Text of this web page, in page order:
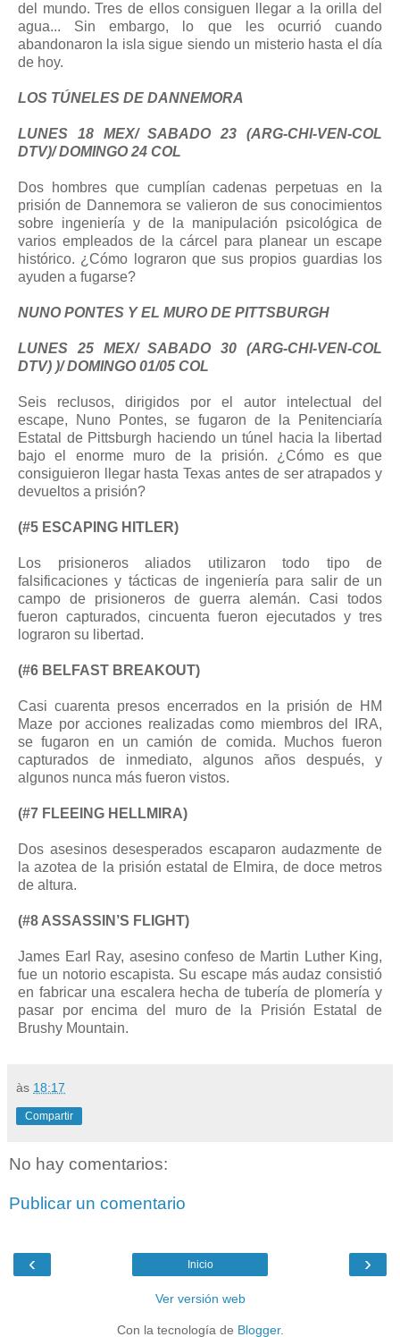
del mundo. Tres de ellos consiguen llegar a la orilla del
agua... Sin embargo, lo que les ocurrió cuando
abandonaron la isla sigue siendo un misterio hasta el día
de hoy.
LOS TÚNELES DE DANNEMORA
LUNES 18 MEX/ SABADO 23 (ARG-CHI-VEN-COL
DTV)/ DOMINGO 24 COL
Dos hombres que cumplían cadenas perpetuas en la
prisión de Dannemora se valieron de sus conocimientos
sobre ingeniería y de la manipulación psicológica de
varios empleados de la cárcel para planear un escape
histórico. ¿Cómo lograron que sus propios guardias los
ayuden a fugarse?
NUNO PONTES Y EL MURO DE PITTSBURGH
LUNES 25 MEX/ SABADO 30 (ARG-CHI-VEN-COL
DTV) )/ DOMINGO 01/05 COL
Seis reclusos, dirigidos por el autor intelectual del
escape, Nuno Pontes, se fugaron de la Penitenciaría
Estatal de Pittsburgh haciendo un túnel hacia la libertad
bajo el enorme muro de la prisión. ¿Cómo es que
consiguieron llegar hasta Texas antes de ser atrapados y
devueltos a prisión?
(#5 ESCAPING HITLER)
Los prisioneros aliados utilizaron todo tipo de
falsificaciones y tácticas de ingeniería para salir de un
campo de prisioneros de guerra alemán. Casi todos
fueron capturados, cincuenta fueron ejecutados y tres
lograron su libertad.
(#6 BELFAST BREAKOUT)
Casi cuarenta presos encerrados en la prisión de HM
Maze por acciones realizadas como miembros del IRA,
se fugaron en un camión de comida. Muchos fueron
capturados de inmediato, algunos años después, y
algunos nunca más fueron vistos.
(#7 FLEEING HELLMIRA)
Dos asesinos desesperados escaparon audazmente de
la azotea de la prisión estatal de Elmira, de doce metros
de altura.
(#8 ASSASSIN’S FLIGHT)
James Earl Ray, asesino confeso de Martin Luther King,
fue un notorio escapista. Su escape más audaz consistió
en fabricar una escalera hecha de tubería de plomería y
pasar por encima del muro de la Prisión Estatal de
Brushy Mountain.
às 18:17
Compartir
No hay comentarios:
Publicar un comentario
‹ ›
Inicio
Ver versión web
Con la tecnología de Blogger.